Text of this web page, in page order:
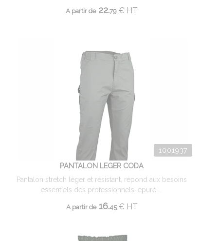
A partir de22.79 € HT
1001937
PANTALON LEGER CODA
Pantalon stretch léger et résistant, répond aux besoins
essentiels des professionnels, épuré ...
A partir de16.45 €HT